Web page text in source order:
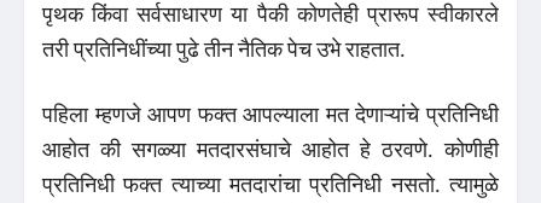
पृथक किंवा सर्वसाधारण या पैकी कोणतेही प्रारूप स्वीकारले
तरी प्रतिनिधींच्या पुढे तीन नैतिक पेच उभे राहतात.
पहिला म्हणजे आपण फक्त आपल्याला मत देणाऱ्यांचे प्रतिनिधी
आहोत की सगळ्या मतदारसंघाचे आहोत हे ठरवणे. कोणीही
प्रतिनिधी फक्त त्याच्या मतदारांचा प्रतिनिधी नसतो. त्यामुळे